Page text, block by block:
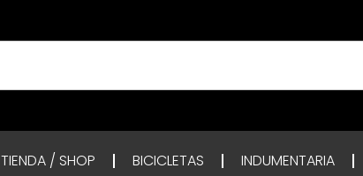
TIENDA / SHOP BICICLETAS INDUMENTARIA